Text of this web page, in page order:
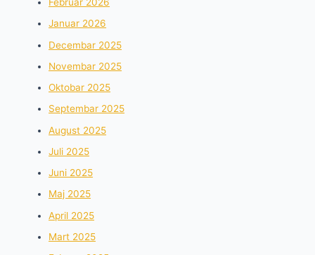
Januar 2026
Decembar 2025
Novembar 2025
Oktobar 2025
Septembar 2025
August 2025
Juli 2025
Juni 2025
Maj 2025
April 2025
Mart 2025